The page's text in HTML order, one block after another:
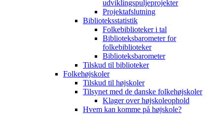
udviklingspuljeprojekter
Projektafslutning
Biblioteksstatistik
Folkebiblioteker i tal
Biblioteksbarometer for
folkebiblioteker
Biblioteksbarometer
Tilskud til biblioteker
Folkehøjskoler
Tilskud til højskoler
Tilsynet med de danske folkehøjskoler
Klager over højskoleophold
Hvem kan komme på højskole?